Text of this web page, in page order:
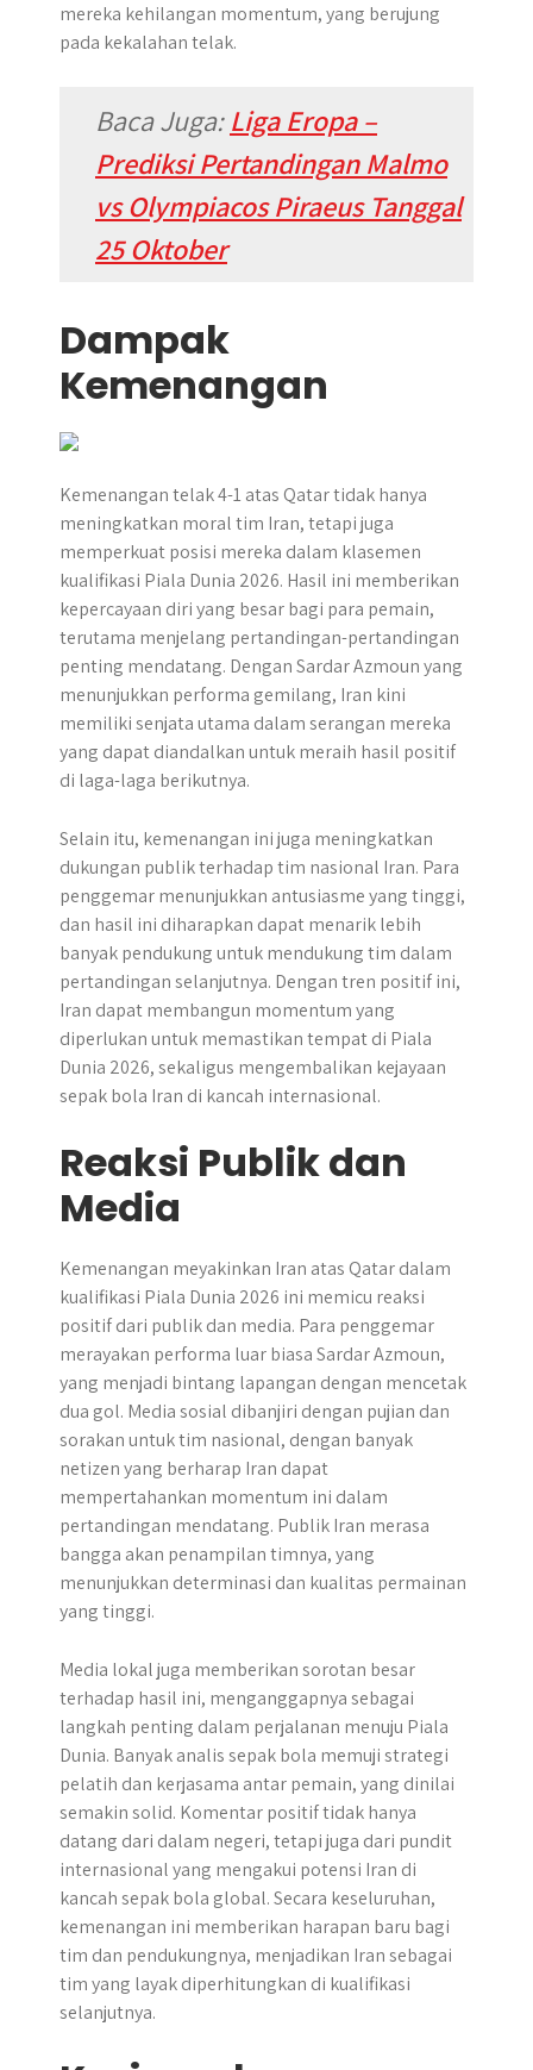
mereka kehilangan momentum, yang berujung
pada kekalahan telak.
Baca Juga:Liga Eropa –
Prediksi Pertandingan Malmo
vs Olympiacos Piraeus Tanggal
25 Oktober
Dampak
Kemenangan
Kemenangan telak 4-1 atas Qatar tidak hanya
meningkatkan moral tim Iran, tetapi juga
memperkuat posisi mereka dalam klasemen
kualifikasi Piala Dunia 2026. Hasil ini memberikan
kepercayaan diri yang besar bagi para pemain,
terutama menjelang pertandingan-pertandingan
penting mendatang. Dengan Sardar Azmoun yang
menunjukkan performa gemilang, Iran kini
memiliki senjata utama dalam serangan mereka
yang dapat diandalkan untuk meraih hasil positif
di laga-laga berikutnya.
Selain itu, kemenangan ini juga meningkatkan
dukungan publik terhadap tim nasional Iran. Para
penggemar menunjukkan antusiasme yang tinggi,
dan hasil ini diharapkan dapat menarik lebih
banyak pendukung untuk mendukung tim dalam
pertandingan selanjutnya. Dengan tren positif ini,
Iran dapat membangun momentum yang
diperlukan untuk memastikan tempat di Piala
Dunia 2026, sekaligus mengembalikan kejayaan
sepak bola Iran di kancah internasional.
Reaksi Publik dan
Media
Kemenangan meyakinkan Iran atas Qatar dalam
kualifikasi Piala Dunia 2026 ini memicu reaksi
positif dari publik dan media. Para penggemar
merayakan performa luar biasa Sardar Azmoun,
yang menjadi bintang lapangan dengan mencetak
dua gol. Media sosial dibanjiri dengan pujian dan
sorakan untuk tim nasional, dengan banyak
netizen yang berharap Iran dapat
mempertahankan momentum ini dalam
pertandingan mendatang. Publik Iran merasa
bangga akan penampilan timnya, yang
menunjukkan determinasi dan kualitas permainan
yang tinggi.
Media lokal juga memberikan sorotan besar
terhadap hasil ini, menganggapnya sebagai
langkah penting dalam perjalanan menuju Piala
Dunia. Banyak analis sepak bola memuji strategi
pelatih dan kerjasama antar pemain, yang dinilai
semakin solid. Komentar positif tidak hanya
datang dari dalam negeri, tetapi juga dari pundit
internasional yang mengakui potensi Iran di
kancah sepak bola global. Secara keseluruhan,
kemenangan ini memberikan harapan baru bagi
tim dan pendukungnya, menjadikan Iran sebagai
tim yang layak diperhitungkan di kualifikasi
selanjutnya.